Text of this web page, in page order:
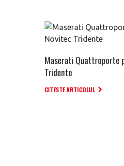
Maserati Quattroporte
Tridente
CITESTE ARTICOLUL